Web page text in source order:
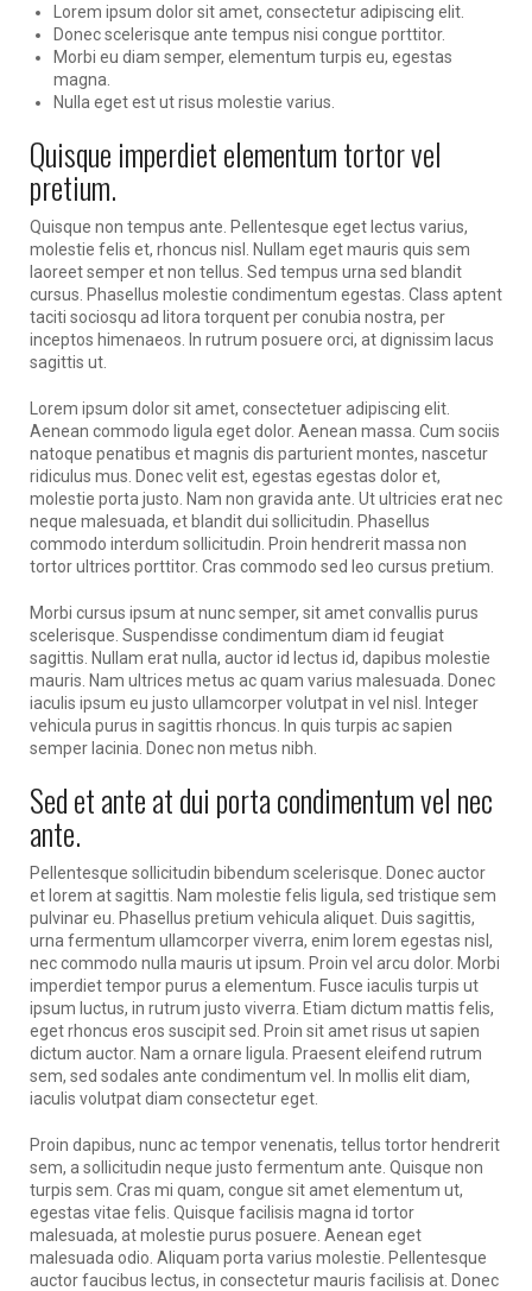
Lorem ipsum dolor sit amet, consectetur adipiscing elit.
Donec scelerisque ante tempus nisi congue porttitor.
Morbi eu diam semper, elementum turpis eu, egestas
magna.
Nulla eget est ut risus molestie varius.
Quisque imperdiet elementum tortor vel
pretium.
Quisque non tempus ante. Pellentesque eget lectus varius,
molestie felis et, rhoncus nisl. Nullam eget mauris quis sem
laoreet semper et non tellus. Sed tempus urna sed blandit
cursus. Phasellus molestie condimentum egestas. Class aptent
taciti sociosqu ad litora torquent per conubia nostra, per
inceptos himenaeos. In rutrum posuere orci, at dignissim lacus
sagittis ut.
Lorem ipsum dolor sit amet, consectetuer adipiscing elit.
Aenean commodo ligula eget dolor. Aenean massa. Cum sociis
natoque penatibus et magnis dis parturient montes, nascetur
ridiculus mus. Donec velit est, egestas egestas dolor et,
molestie porta justo. Nam non gravida ante. Ut ultricies erat nec
neque malesuada, et blandit dui sollicitudin. Phasellus
commodo interdum sollicitudin. Proin hendrerit massa non
tortor ultrices porttitor. Cras commodo sed leo cursus pretium.
Morbi cursus ipsum at nunc semper, sit amet convallis purus
scelerisque. Suspendisse condimentum diam id feugiat
sagittis. Nullam erat nulla, auctor id lectus id, dapibus molestie
mauris. Nam ultrices metus ac quam varius malesuada. Donec
iaculis ipsum eu justo ullamcorper volutpat in vel nisl. Integer
vehicula purus in sagittis rhoncus. In quis turpis ac sapien
semper lacinia. Donec non metus nibh.
Sed et ante at dui porta condimentum vel nec
ante.
Pellentesque sollicitudin bibendum scelerisque. Donec auctor
et lorem at sagittis. Nam molestie felis ligula, sed tristique sem
pulvinar eu. Phasellus pretium vehicula aliquet. Duis sagittis,
urna fermentum ullamcorper viverra, enim lorem egestas nisl,
nec commodo nulla mauris ut ipsum. Proin vel arcu dolor. Morbi
imperdiet tempor purus a elementum. Fusce iaculis turpis ut
ipsum luctus, in rutrum justo viverra. Etiam dictum mattis felis,
eget rhoncus eros suscipit sed. Proin sit amet risus ut sapien
dictum auctor. Nam a ornare ligula. Praesent eleifend rutrum
sem, sed sodales ante condimentum vel. In mollis elit diam,
iaculis volutpat diam consectetur eget.
Proin dapibus, nunc ac tempor venenatis, tellus tortor hendrerit
sem, a sollicitudin neque justo fermentum ante. Quisque non
turpis sem. Cras mi quam, congue sit amet elementum ut,
egestas vitae felis. Quisque facilisis magna id tortor
malesuada, at molestie purus posuere. Aenean eget
malesuada odio. Aliquam porta varius molestie. Pellentesque
auctor faucibus lectus, in consectetur mauris facilisis at. Donec